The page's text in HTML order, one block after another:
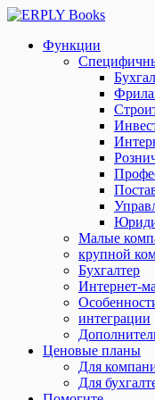
Функции
Малые
крупной
Бухгалтер
Интернет-
интеграции
Ценовые планы
Для
Для